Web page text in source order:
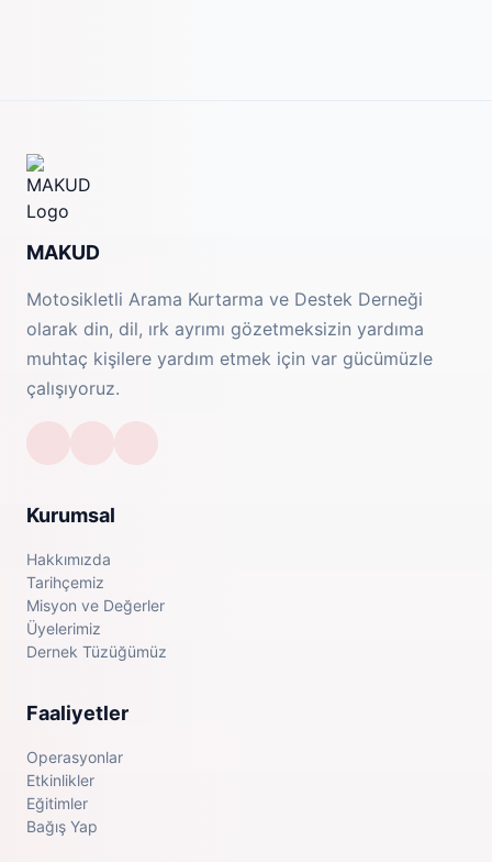
MAKUD
Motosikletli Arama Kurtarma ve Destek Derneği
olarak din, dil, ırk ayrımı gözetmeksizin yardıma
muhtaç kişilere yardım etmek için var gücümüzle
çalışıyoruz.
Kurumsal
Hakkımızda
Tarihçemiz
Misyon ve Değerler
Üyelerimiz
Dernek Tüzüğümüz
Faaliyetler
Operasyonlar
Etkinlikler
Eğitimler
Bağış Yap